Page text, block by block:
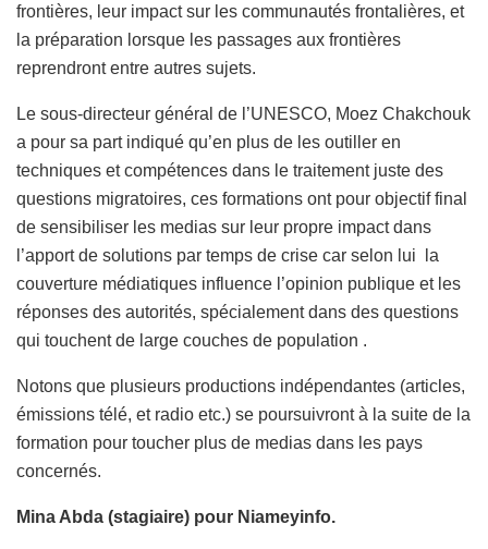
frontières, leur impact sur les communautés frontalières, et
la préparation lorsque les passages aux frontières
reprendront entre autres sujets.
Le sous-directeur général de l’UNESCO, Moez Chakchouk
a pour sa part indiqué qu’en plus de les outiller en
techniques et compétences dans le traitement juste des
questions migratoires, ces formations ont pour objectif final
de sensibiliser les medias sur leur propre impact dans
l’apport de solutions par temps de crise car selon lui la
couverture médiatiques influence l’opinion publique et les
réponses des autorités, spécialement dans des questions
qui touchent de large couches de population .
Notons que plusieurs productions indépendantes (articles,
émissions télé, et radio etc.) se poursuivront à la suite de la
formation pour toucher plus de medias dans les pays
concernés.
Mina Abda (stagiaire) pour Niameyinfo.